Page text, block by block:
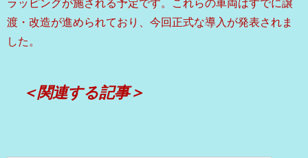
ラッピングが施される予定です。これらの車両はすでに譲
渡・改造が進められており、今回正式な導入が発表されま
した。
＜関連する記事＞